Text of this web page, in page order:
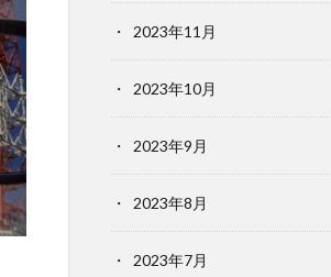
2023年11月
2023年10月
2023年9月
2023年8月
2023年7月